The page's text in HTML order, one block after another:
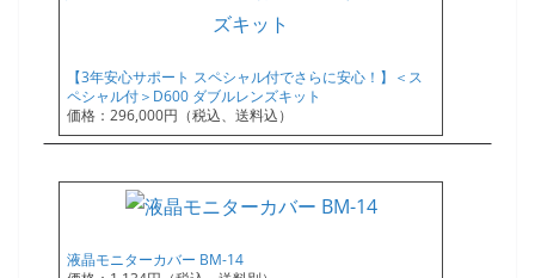
【3年安心サポート スペシャル付でさらに安心！】＜ス
ペシャル付＞D600 ダブルレンズキット
価格：296,000円（税込、送料込）
液晶モニターカバー BM-14